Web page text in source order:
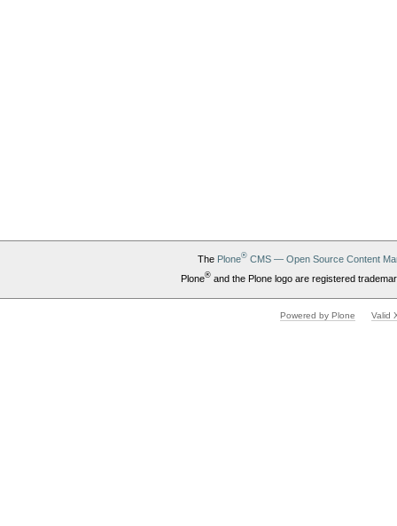
The Plone®CMS — Open Source Content
Plone®and the Plone logo are registered
Powered by Plone Valid